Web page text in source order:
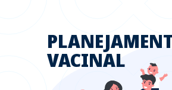
VACINAL